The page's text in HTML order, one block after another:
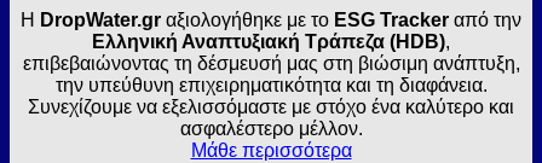
Η DropWater.gr αξιολογήθηκε με το ESG Tracker από την
Ελληνική Αναπτυξιακή Τράπεζα (HDB),
επιβεβαιώνοντας τη δέσμευσή μας στη βιώσιμη ανάπτυξη,
την υπεύθυνη επιχειρηματικότητα και τη διαφάνεια.
Συνεχίζουμε να εξελισσόμαστε με στόχο ένα καλύτερο και
ασφαλέστερο μέλλον.
Μάθε περισσότερα